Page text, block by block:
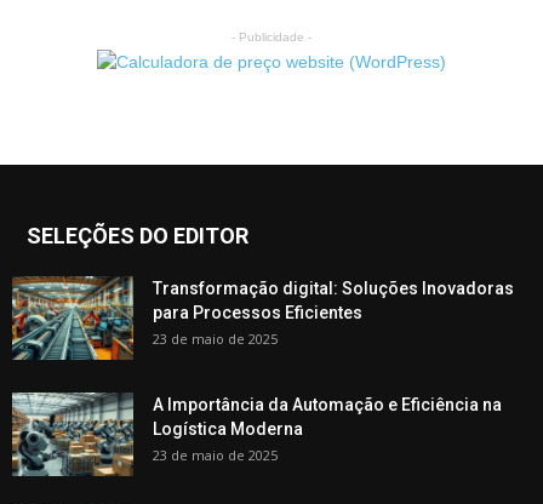
- Publicidade -
SELEÇÕES DO EDITOR
Transformação digital: Soluções Inovadoras
para Processos Eficientes
23 de maio de 2025
A Importância da Automação e Eficiência na
Logística Moderna
23 de maio de 2025